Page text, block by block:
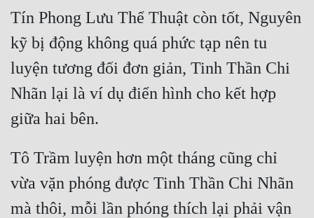
Tín Phong Lưu Thể Thuật còn tốt, Nguyên
kỹ bị động không quá phức tạp nên tu
luyện tương đối đơn giản, Tinh Thần Chi
Nhãn lại là ví dụ điển hình cho kết hợp
Tô Trầm luyện hơn một tháng cũng chỉ
vừa vặn phóng được Tinh Thần Chi Nhãn
mà thôi, mỗi lần phóng thích lại phải vận